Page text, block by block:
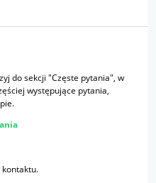
do sekcji "Częste pytania", w
występujące pytania,